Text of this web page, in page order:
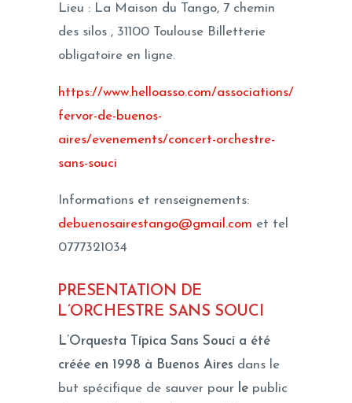
Lieu : La Maison du Tango, 7 chemin
des silos , 31100 Toulouse Billetterie
obligatoire en ligne.
https://www.helloasso.com/associations/
fervor-de-buenos-
aires/evenements/concert-orchestre-
sans-souci
Informations et renseignements:
debuenosairestango@gmail.com et tel
0777321034
PRESENTATION DE
L’ORCHESTRE SANS SOUCI
L’Orquesta Típica Sans Souci a été
créée en 1998 à Buenos Aires dans le
but spécifique de sauver pour le public